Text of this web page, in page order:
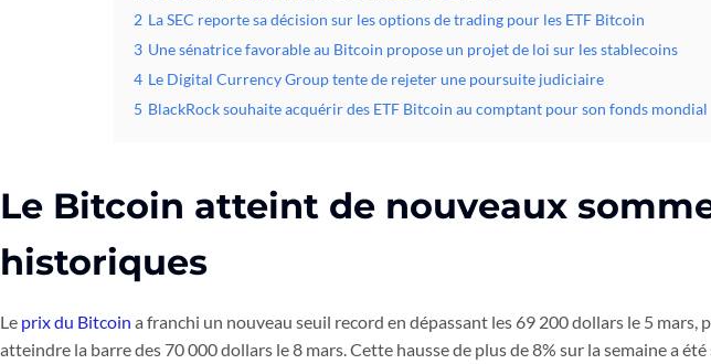
2 La SEC reporte sa décision sur les options de trading pour les ETF Bitcoin
3 Une sénatrice favorable au Bitcoin propose un projet de loi sur les stablecoins
4 Le Digital Currency Group tente de rejeter une poursuite judiciaire
5 BlackRock souhaite acquérir des ETF Bitcoin au comptant pour son fonds mondial
Le Bitcoin atteint de nouveaux
historiques
Le prix du Bitcoin a franchi un nouveau seuil record en dépassant les 69 200 dollars le 5 mars,
atteindre la barre des 70 000 dollars le 8 mars. Cette hausse de plus de 8% sur la semaine a